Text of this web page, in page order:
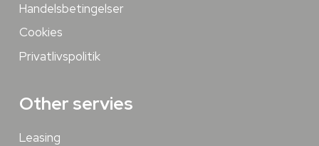
Handelsbetingelser
Cookies
Privatlivspolitik
Other servies
Leasing